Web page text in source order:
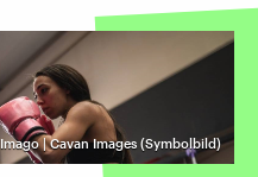
Imago | Cavan Images (Symbolbild)